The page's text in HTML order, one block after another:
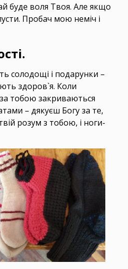
буде воля Твоя. Але якщо
Пробач мою неміч і
солодощі і подарунки –
здоров`я. Коли
тобою закриваються
– дякуєш Богу за те,
розум з тобою, і ноги-